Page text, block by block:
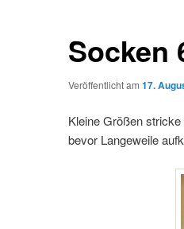
Socken
Veröffentlicht am 17.
Kleine Größen
bevor Langeweile